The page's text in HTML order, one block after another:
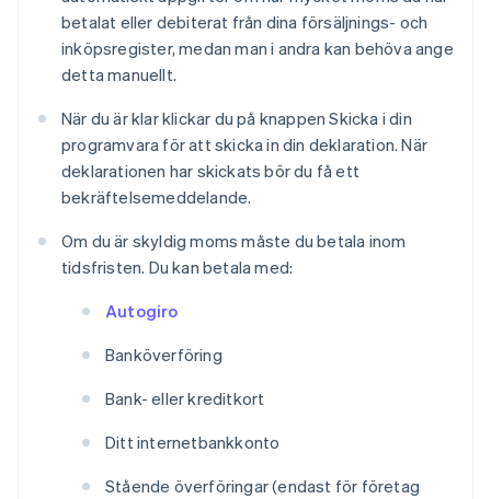
betalat eller debiterat från dina försäljnings- och
inköpsregister, medan man i andra kan behöva ange
detta manuellt.
När du är klar klickar du på knappen Skicka i din
programvara för att skicka in din deklaration. När
deklarationen har skickats bör du få ett
bekräftelsemeddelande.
Om du är skyldig moms måste du betala inom
tidsfristen. Du kan betala med:
Autogiro
Banköverföring
Bank- eller kreditkort
Ditt internetbankkonto
Stående överföringar (endast för företag